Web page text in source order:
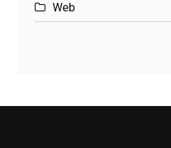
Web